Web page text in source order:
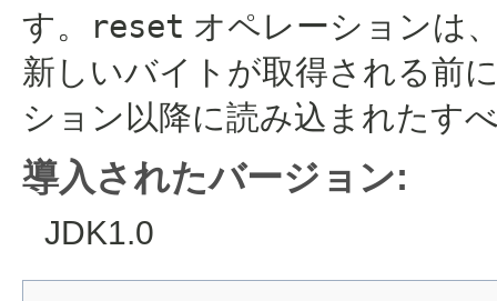
す。
reset オペレーションは
新しいバイトが取得される前
ション以降に読み込まれたす
導入されたバージョン:
JDK1.0